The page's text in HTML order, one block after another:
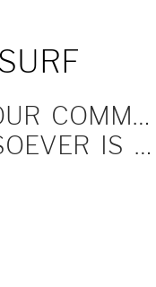
BUT LET YOUR COMMUNICATION BE YEA, YEA; NAY, NAY.
THESE COMETH OF EVIL.